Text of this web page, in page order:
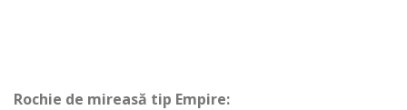
Rochie de mireasă tip Empire: